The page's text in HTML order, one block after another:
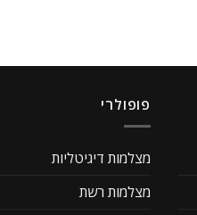
פופולרי
מצלמות דיגיטליות
מצלמות רשת